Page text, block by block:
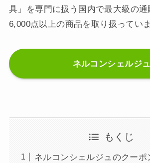
具」を専門に扱う国内で最大級の通
6,000点以上の商品を取り扱っていま
ネルコンシェルジュ
もくじ
ネルコンシェルジュのクーポ